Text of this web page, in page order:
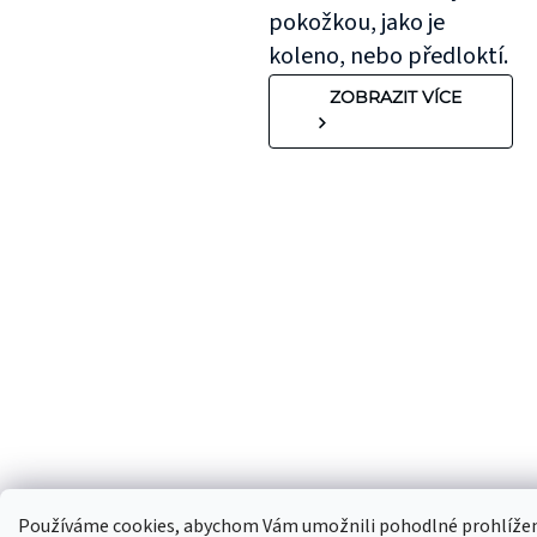
Používáme cookies, abychom Vám umožnili pohodlné
pokožkou, jako je
koleno, nebo předloktí.
ZOBRAZIT VÍCE